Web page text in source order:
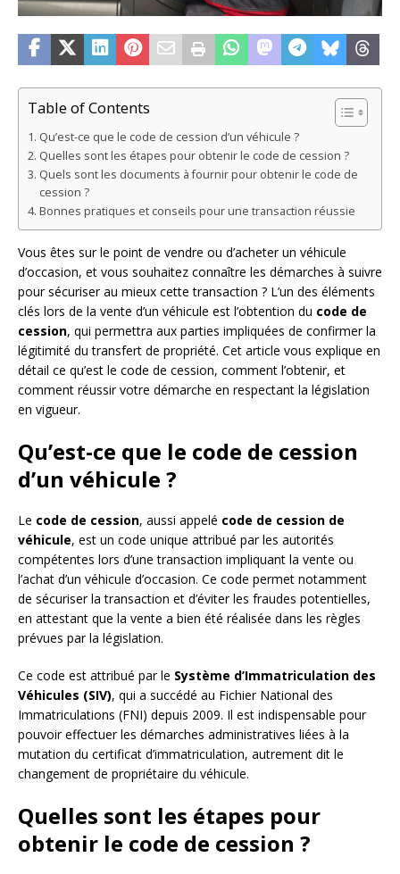
Table of Contents
Qu’est-ce que le code de cession d’un véhicule ?
Quelles sont les étapes pour obtenir le code de cession ?
Quels sont les documents à fournir pour obtenir le code de
cession ?
Bonnes pratiques et conseils pour une transaction réussie
Vous êtes sur le point de vendre ou d’acheter un véhicule
d’occasion, et vous souhaitez connaître les démarches à suivre
pour sécuriser au mieux cette transaction ? L’un des éléments
clés lors de la vente d’un véhicule est l’obtention du code de
cession, qui permettra aux parties impliquées de confirmer la
légitimité du transfert de propriété. Cet article vous explique en
détail ce qu’est le code de cession, comment l’obtenir, et
comment réussir votre démarche en respectant la législation
en vigueur.
Qu’est-ce que le code de cession
d’un véhicule ?
Le code de cession, aussi appelé code de cession de
véhicule, est un code unique attribué par les autorités
compétentes lors d’une transaction impliquant la vente ou
l’achat d’un véhicule d’occasion. Ce code permet notamment
de sécuriser la transaction et d’éviter les fraudes potentielles,
en attestant que la vente a bien été réalisée dans les règles
prévues par la législation.
Ce code est attribué par le Système d’Immatriculation des
Véhicules (SIV), qui a succédé au Fichier National des
Immatriculations (FNI) depuis 2009. Il est indispensable pour
pouvoir effectuer les démarches administratives liées à la
mutation du certificat d’immatriculation, autrement dit le
changement de propriétaire du véhicule.
Quelles sont les étapes pour
obtenir le code de cession ?